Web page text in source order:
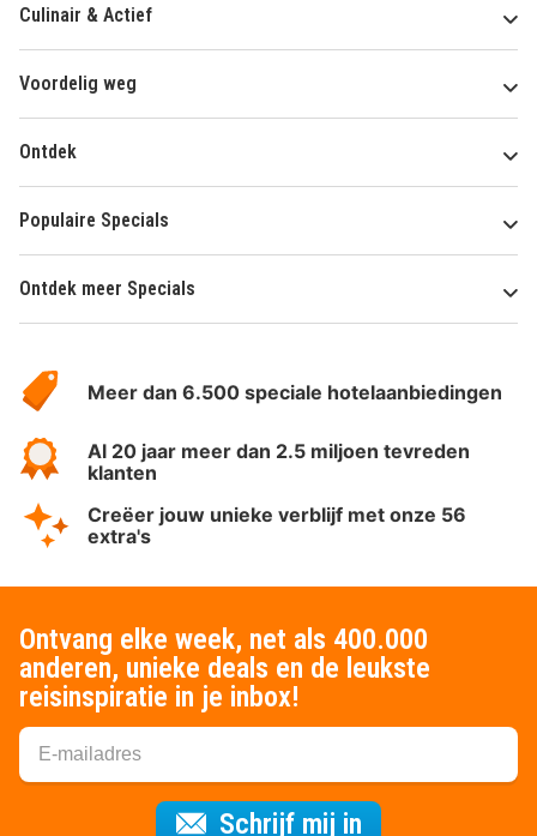
Culinair & Actief
Voordelig weg
Ontdek
Populaire Specials
Ontdek meer Specials
HotelSpecials
Meer dan 6.500 speciale hotelaanbiedingen
Al 20 jaar meer dan 2.5 miljoen tevreden
klanten
Creëer jouw unieke verblijf met onze 56
extra's
Ontvang elke week, net als 400.000
anderen, unieke deals en de leukste
reisinspiratie in je inbox!
Schrijf mij in